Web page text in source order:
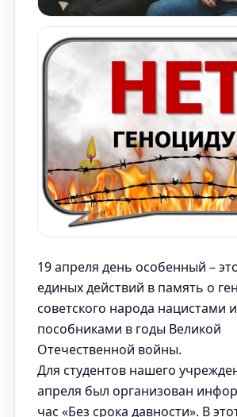
19 апреля день особенный –
единых действий в память о
советского народа нацистами
пособниками в годы Великой
Отечественной войны.
Для студентов нашего
апреля был организован
час «Без срока давности». В